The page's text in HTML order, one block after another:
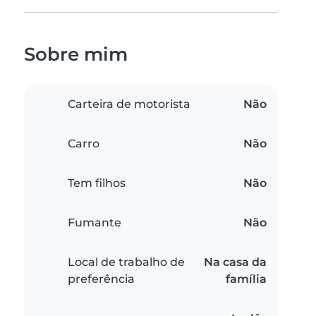
Sobre mim
Carteira de motorista Não
Carro Não
Tem filhos Não
Fumante Não
Local de trabalho de
preferência
Na casa da
família